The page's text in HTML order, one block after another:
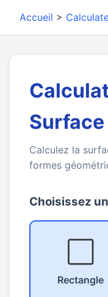
Accueil >
Surface
Calculez la
formes
Choisissez
Rectangle